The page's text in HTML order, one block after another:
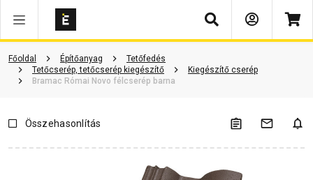
Keresés
Főoldal Építőanyag
Tetőfedés
Tetőcserép, tetőcserép kiegészítő
Kiegészítő cserép
Bramac Római Novo félcserép barna
Dokumentumok Kérdések és válaszok
Összehasonlítás